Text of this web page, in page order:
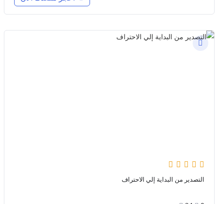
التصدير من البداية إلي الاحتراف